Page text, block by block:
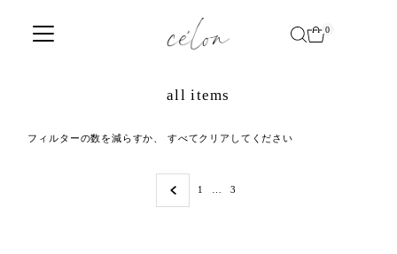
Translation missing: ja.accessibility.skip_to_text
0
all items
フィルターの数を減らすか、 すべてクリアしてください
1 3